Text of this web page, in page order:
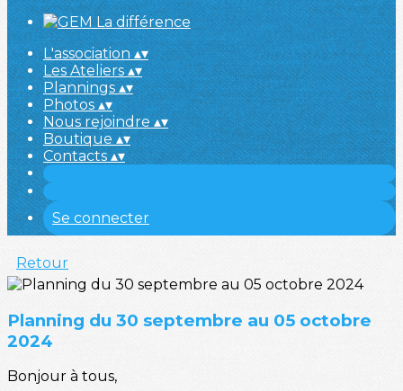
L'association▴▾
Les Ateliers▴▾
Plannings▴▾
Photos▴▾
Nous rejoindre▴▾
Boutique▴▾
Contacts▴▾
Se connecter
Retour
Planning du 30 septembre au 05 octobre
2024
Bonjour à tous,